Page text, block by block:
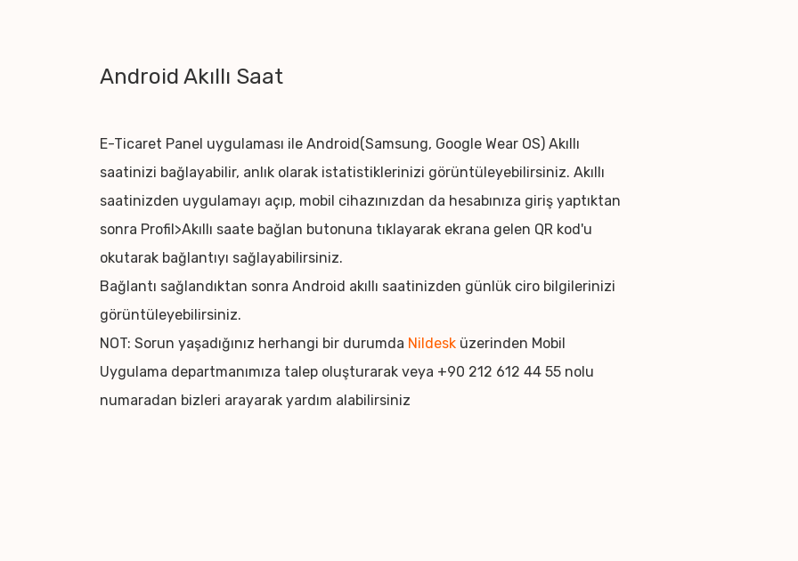
Android Akıllı Saat
E-Ticaret Panel uygulaması ile Android(Samsung, Google Wear OS) Akıllı
saatinizi bağlayabilir, anlık olarak istatistiklerinizi görüntüleyebilirsiniz. Akıllı
saatinizden uygulamayı açıp, mobil cihazınızdan da hesabınıza giriş yaptıktan
sonra Profil>Akıllı saate bağlan butonuna tıklayarak ekrana gelen QR kod'u
okutarak bağlantıyı sağlayabilirsiniz.
Bağlantı sağlandıktan sonra Android akıllı saatinizden günlük ciro bilgilerinizi
görüntüleyebilirsiniz.
NOT: Sorun yaşadığınız herhangi bir durumda Nildesk üzerinden Mobil
Uygulama departmanımıza talep oluşturarak veya +90 212 612 44 55 nolu
numaradan bizleri arayarak yardım alabilirsiniz